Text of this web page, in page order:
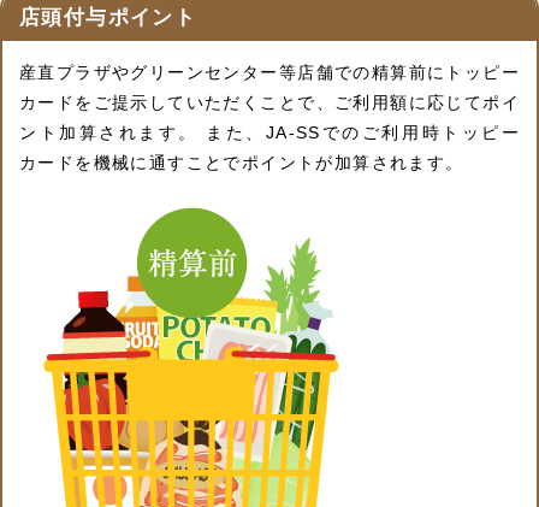
店頭付与ポイント
産直プラザやグリーンセンター等店舗での精算前にトッピー
カードをご提示していただくことで、ご利用額に応じてポイ
ント加算されます。 また、JA-SSでのご利用時トッピー
カードを機械に通すことでポイントが加算されます。